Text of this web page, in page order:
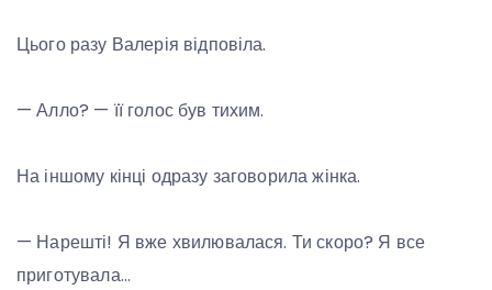
Цього разу Валерія відповіла.
— Алло? — її голос був тихим.
На іншому кінці одразу заговорила жінка.
— Нарешті! Я вже хвилювалася. Ти скоро? Я все
приготувала…